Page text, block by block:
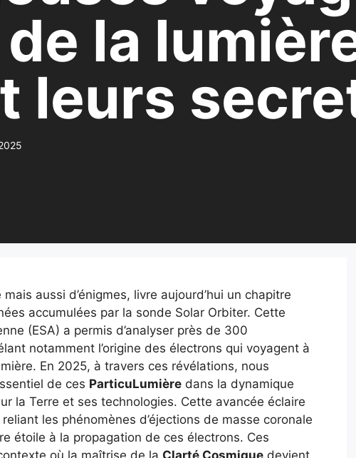
la
leurs
aussi d’énigmes, livre aujourd’hui un chapitre
accumulées par la sonde Solar Orbiter. Cette
(ESA) a permis d’analyser près de 300
notamment l’origine des électrons qui voyagent à
En 2025, à travers ces révélations, nous
de ces ParticuLumière dans la dynamique
la Terre et ses technologies. Cette avancée éclaire
les phénomènes d’éjections de masse coronale
étoile à la propagation de ces électrons. Ces
où la maîtrise de la Clarté Cosmique devient